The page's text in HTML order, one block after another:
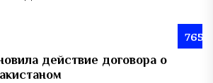
765
действие договора о